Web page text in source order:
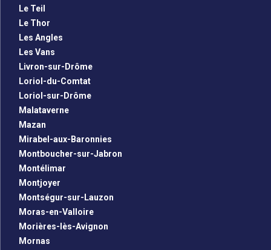
Le Teil
Le Thor
Les Angles
Les Vans
Livron-sur-Drôme
Loriol-du-Comtat
Loriol-sur-Drôme
Malataverne
Mazan
Mirabel-aux-Baronnies
Montboucher-sur-Jabron
Montélimar
Montjoyer
Montségur-sur-Lauzon
Moras-en-Valloire
Morières-lès-Avignon
Mornas